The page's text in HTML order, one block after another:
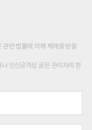
련 법률에 의해 제재를 받을
인신공격성 글은 관리자의 판